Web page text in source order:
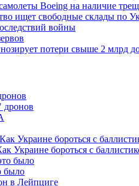
Boeing на наличие
ищет свободные склады по
войны
потери свыше 2 млрд
дронов
Украине бороться с
было